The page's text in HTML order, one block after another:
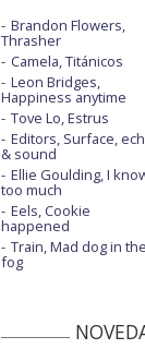
Brandon Flowers,
Thrasher
Camela, Titánicos
Leon Bridges,
Happiness anytime
Tove Lo, Estrus
Editors, Surface,
& sound
Ellie Goulding, I
too much
Eels, Cookie
happened
Train, Mad dog in the
fog